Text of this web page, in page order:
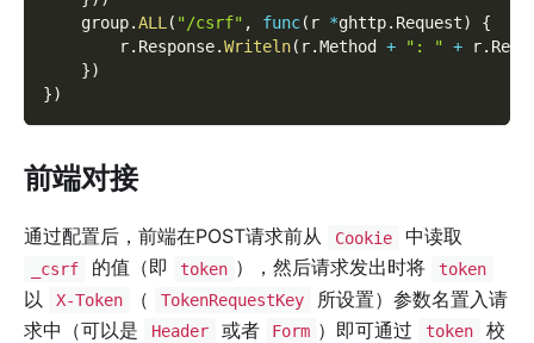
    group
.ALL( "/csrf" , func( r *ghttp. Request)
{
        r
. Response.Writeln( r.Method + ": " + r.
})
})
前端对接
通过配置后，前端在POST请求前从 Cookie 中读取
_csrf 的值（即 token ），然后请求发出时将 token
以 X-Token （ TokenRequestKey
所设置）参数名置入请
求中（可以是
Header 或者 Form ）即可通过 token
校